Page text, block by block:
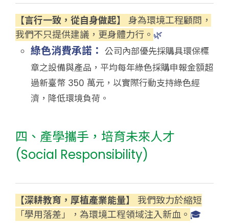
【言行一致，從自身做起】
身為環境工程顧問，
我們不只提供建議，更身體力行。 🌿
綠色消費承諾： 公司內部優先採購具環保標
章之設備與產品，平均每年綠色採購申報金額超
過新臺幣 350 萬元，以實際行動支持綠色經
濟，降低環境負荷。
四、產學攜手，培育未來人才
(Social Responsibility)
【深耕教育，厚植產業能量】
我們致力於縮短
「學用落差」，為環境工程領域注入新血。 🎓